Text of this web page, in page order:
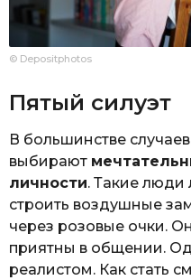
© Depositphotos
Пятый силуэт
В большинстве
выбирают
личности. Такие люди
строить воздушные
через розовые очки.
приятны в общении.
реалистом. Как стать